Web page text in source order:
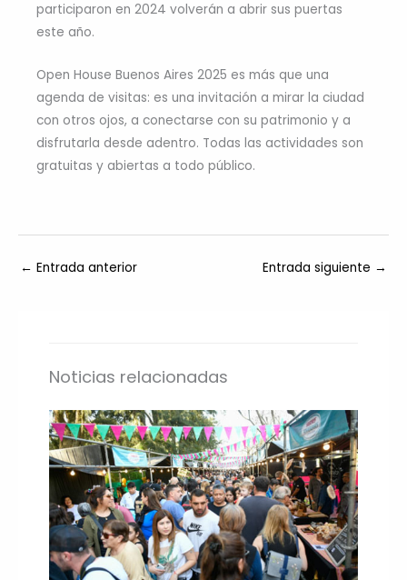
participaron en 2024 volverán a abrir sus puertas
este año.
Open House Buenos Aires 2025 es más que una
agenda de visitas: es una invitación a mirar la ciudad
con otros ojos, a conectarse con su patrimonio y a
disfrutarla desde adentro. Todas las actividades son
gratuitas y abiertas a todo público.
← Entrada anterior Entrada siguiente →
Noticias relacionadas